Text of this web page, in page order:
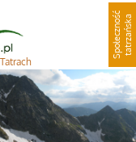
S
p
o
ł
e
c
z
n
oś
ć
t
a
t
r
z
a
ń
s
ka